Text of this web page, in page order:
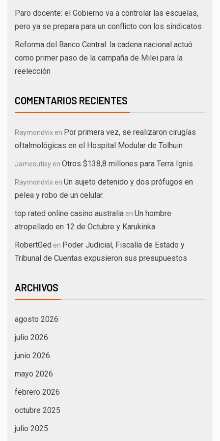
Paro docente: el Gobierno va a controlar las escuelas,
pero ya se prepara para un conflicto con los sindicatos
Reforma del Banco Central: la cadena nacional actuó
como primer paso de la campaña de Milei para la
reelección
COMENTARIOS RECIENTES
Raymondvix en Por primera vez, se realizaron cirugías
oftalmológicas en el Hospital Modular de Tolhuin
Jamesutisy en Otros $138,8 millones para Terra Ignis
Raymondvix en Un sujeto detenido y dos prófugos en
pelea y robo de un celular.
top rated online casino australia en Un hombre
atropellado en 12 de Octubre y Karukinka
RobertGed en Poder Judicial, Fiscalía de Estado y
Tribunal de Cuentas expusieron sus presupuestos
ARCHIVOS
agosto 2026
julio 2026
junio 2026
mayo 2026
febrero 2026
octubre 2025
julio 2025